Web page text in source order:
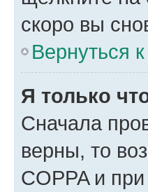
скоро вы
Вернуться
Я только
Сначала
верны, то
COPPA и